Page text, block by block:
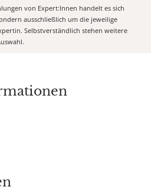
von Expert:Innen handelt es sich
ausschließlich um die jeweilige
Selbstverständlich stehen weitere